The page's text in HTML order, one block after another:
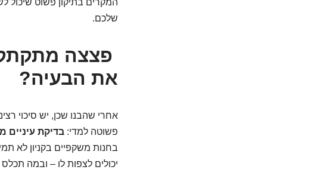
המקרים בתיקון פשוט שיכול
שלכם.
פצצה
את הבעיה?
אחרי שהבנו שכן, יש סיכוי
פשוטה למדי:בדיקת עיניים
בחנות משקפיים בקניון לא
יכולים לצפות לו – ובמה